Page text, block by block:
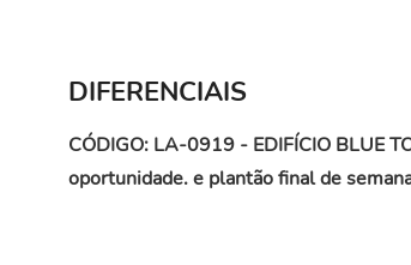
DIFERENCIAIS
CÓDIGO: LA-0919 - EDIFÍCIO BLUE
oportunidade. e plantão final de